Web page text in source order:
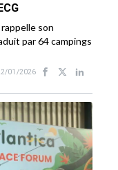
son
par 64 campings
01/2026